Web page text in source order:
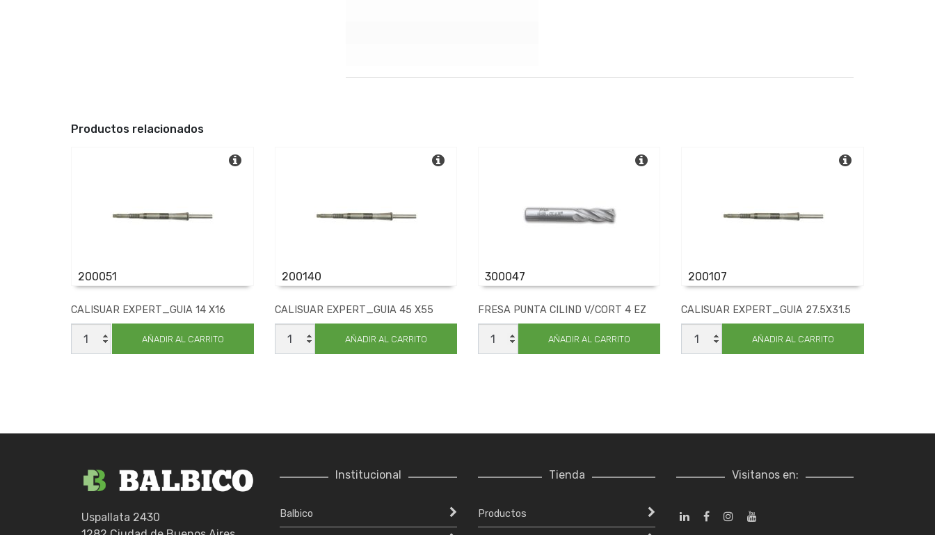
Productos relacionados
200051
CALISUAR EXPERT_GUIA 14 X16
CALISUAR
EXPERT_GUIA
14
AÑADIR AL CARRITO
200140
CALISUAR EXPERT_GUIA 45 X55
CALISUAR
EXPERT_GUIA
45
AÑADIR AL CARRITO
300047
FRESA PUNTA CILIND V/CORT 4 EZ
FRESA
PUNTA
CILIND
AÑADIR AL CARRITO
200107
CALISUAR EXPERT_GUIA 27.5X31.5
CALISUAR
EXPERT_GUIA
27.5X31.5
AÑADIR AL CARRITO
Uspallata 2430
Institucional
Balbico
Tienda
Productos
Visitanos en: